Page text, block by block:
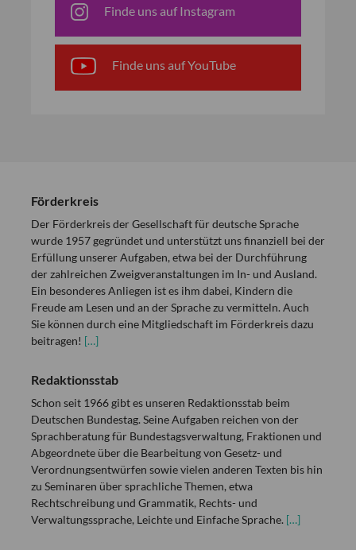
Finde uns auf Instagram
Finde uns auf YouTube
Förderkreis
Der Förderkreis der Gesellschaft für deutsche Sprache
wurde 1957 gegründet und unterstützt uns finanziell bei der
Erfüllung unserer Aufgaben, etwa bei der Durchführung
der zahlreichen Zweigveranstaltungen im In- und Ausland.
Ein besonderes Anliegen ist es ihm dabei, Kindern die
Freude am Lesen und an der Sprache zu vermitteln. Auch
Sie können durch eine Mitgliedschaft im Förderkreis dazu
beitragen! […]
Redaktionsstab
Schon seit 1966 gibt es unseren Redaktionsstab beim
Deutschen Bundestag. Seine Aufgaben reichen von der
Sprachberatung für Bundestagsverwaltung, Fraktionen und
Abgeordnete über die Bearbeitung von Gesetz- und
Verordnungsentwürfen sowie vielen anderen Texten bis hin
zu Seminaren über sprachliche Themen, etwa
Rechtschreibung und Grammatik, Rechts- und
Verwaltungssprache, Leichte und Einfache Sprache. […]